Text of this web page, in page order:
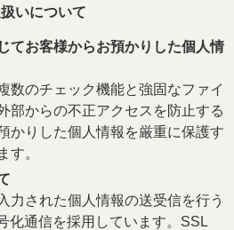
いについて
てお客様からお預かりした個人情
数のチェック機能と強固なファイ
部からの不正アクセスを防止する
かりした個人情報を厳重に保護す
す。
力された個人情報の送受信を行う
化通信を採用しています。SSL